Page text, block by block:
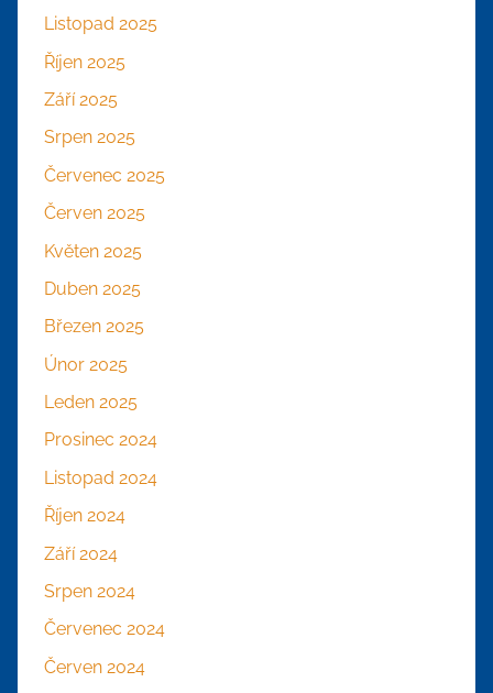
Listopad 2025
Říjen 2025
Září 2025
Srpen 2025
Červenec 2025
Červen 2025
Květen 2025
Duben 2025
Březen 2025
Únor 2025
Leden 2025
Prosinec 2024
Listopad 2024
Říjen 2024
Září 2024
Srpen 2024
Červenec 2024
Červen 2024